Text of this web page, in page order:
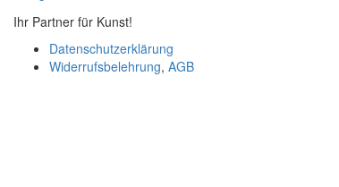
Ihr Partner für Kunst!
Datenschutzerklärung
Widerrufsbelehrung, AGB